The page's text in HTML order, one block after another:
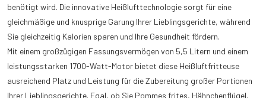
benötigt wird. Die innovative Heißlufttechnologie sorgt für eine
gleichmäßige und knusprige Garung Ihrer Lieblingsgerichte, während
Sie gleichzeitig Kalorien sparen und Ihre Gesundheit fördern.
Mit einem großzügigen Fassungsvermögen von 5,5 Litern und einem
leistungsstarken 1700-Watt-Motor bietet diese Heißluftfritteuse
ausreichend Platz und Leistung für die Zubereitung großer Portionen
Ihrer Lieblingsgerichte. Egal, ob Sie Pommes frites, Hähnchenflügel,